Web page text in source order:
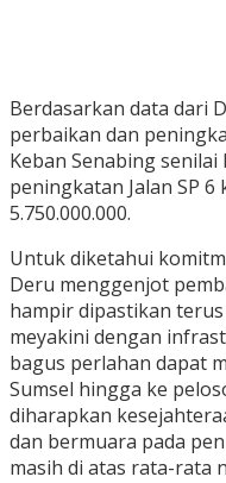
Berdasarkan data dari
perbaikan dan
Keban Senabing senilai
peningkatan Jalan SP 6
5.750.000.000.
Untuk diketahui
Deru menggenjot
hampir dipastikan
meyakini dengan
bagus perlahan dapat
Sumsel hingga ke
diharapkan
dan bermuara pada
masih di atas rata-rata